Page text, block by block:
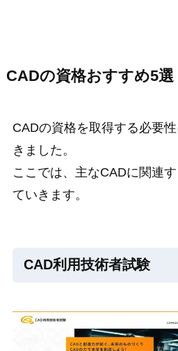
CADの資格おすすめ5選
CADの資格を取得する必要
きました。
ここでは、主なCADに関連
ていきます。
CAD利用技術者試験